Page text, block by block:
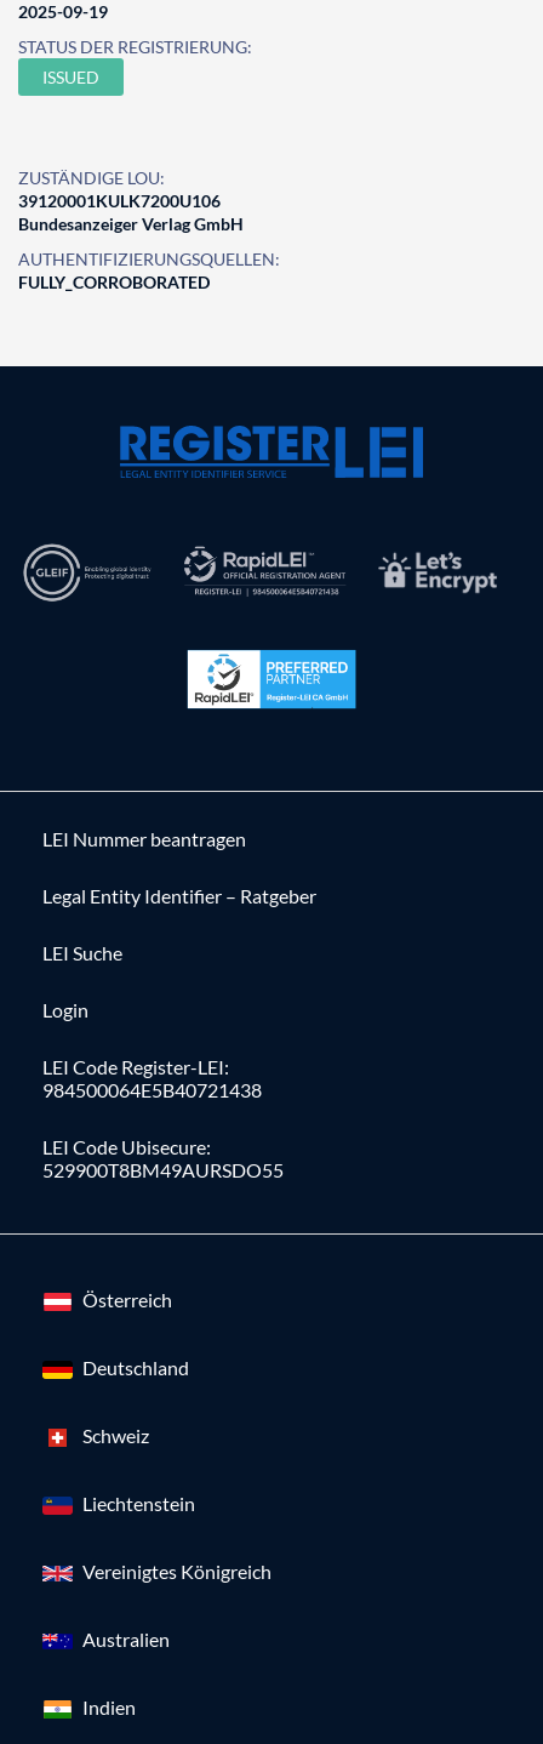
2025-09-19
STATUS DER REGISTRIERUNG:
ISSUED
ZUSTÄNDIGE LOU:
39120001KULK7200U106
Bundesanzeiger Verlag GmbH
AUTHENTIFIZIERUNGSQUELLEN:
FULLY_CORROBORATED
LEI Nummer beantragen
Legal Entity Identifier – Ratgeber
LEI Suche
Login
LEI Code Register-LEI:
984500064E5B40721438
LEI Code Ubisecure:
529900T8BM49AURSDO55
Österreich
Deutschland
Schweiz
Liechtenstein
Vereinigtes Königreich
Australien
Indien